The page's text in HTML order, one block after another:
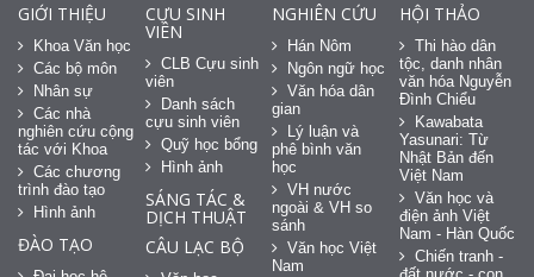
GIỚI THIỆU
Khoa Văn học
Các bộ môn
Nhân sự
Các nhà
nghiên cứu cộng
tác với Khoa
Các chương
trình đào tạo
Hình ảnh
ĐÀO TẠO
CỰU SINH
VIÊN
CLB Cựu sinh
viên
Danh sách
cựu sinh viên
Quỹ học bổng
Hình ảnh
SÁNG TÁC &
DỊCH THUẬT
CÂU LẠC BỘ
NGHIÊN CỨU
Hán Nôm
Ngôn ngữ học
Văn hóa dân
gian
Lý luận và
phê bình văn
học
VH nước
ngoài & VH so
sánh
Văn học Việt
Nam
HỘI THẢO
Thi hào dân
tộc, danh nhân
văn hóa Nguyễn
Đình Chiểu
Kawabata
Yasunari: Từ
Nhật Bản đến
Việt Nam
Văn học và
điện ảnh Việt
Nam - Hàn Quốc
Chiến tranh -